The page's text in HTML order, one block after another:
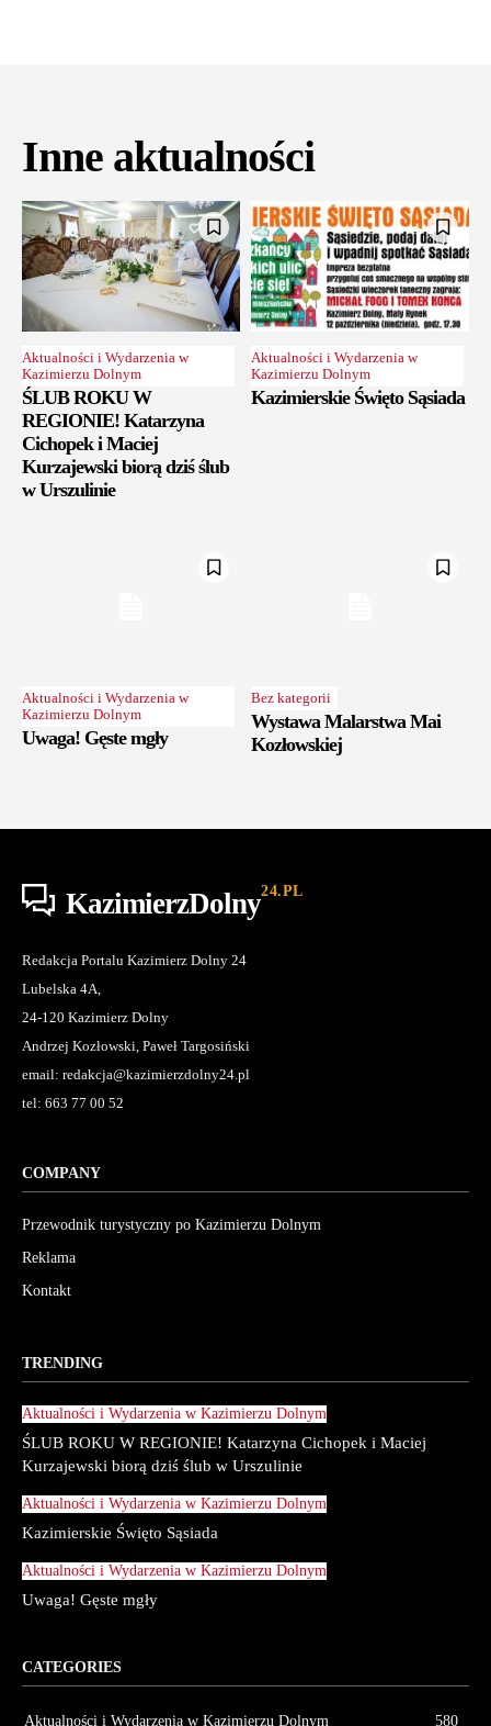
Inne aktualności
Aktualności i Wydarzenia w
Kazimierzu Dolnym
ŚLUB ROKU W
REGIONIE! Katarzyna
Cichopek i Maciej
Kurzajewski biorą dziś ślub
w Urszulinie
Aktualności i Wydarzenia w
Kazimierzu Dolnym
Kazimierskie Święto Sąsiada
Aktualności i Wydarzenia w
Kazimierzu Dolnym
Uwaga! Gęste mgły
Bez kategorii
Wystawa Malarstwa Mai
Kozłowskiej
KazimierzDolny24.PL
Redakcja Portalu Kazimierz Dolny 24
Lubelska 4A,
24-120 Kazimierz Dolny
Andrzej Kozłowski, Paweł Targosiński
email: redakcja@kazimierzdolny24.pl
tel: 663 77 00 52
COMPANY
Przewodnik turystyczny po Kazimierzu Dolnym
Reklama
Kontakt
TRENDING
Aktualności i Wydarzenia w Kazimierzu Dolnym
ŚLUB ROKU W REGIONIE! Katarzyna Cichopek i Maciej
Kurzajewski biorą dziś ślub w Urszulinie
Aktualności i Wydarzenia w Kazimierzu Dolnym
Kazimierskie Święto Sąsiada
Aktualności i Wydarzenia w Kazimierzu Dolnym
Uwaga! Gęste mgły
CATEGORIES
Aktualności i Wydarzenia w Kazimierzu Dolnym 580